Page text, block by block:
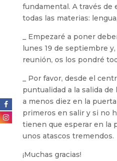
fundamental. A través de
todas las materias:
_ Empezaré a poner
lunes 19 de septiembre
reunión, os los pondré
_ Por favor, desde el
puntualidad a la salida
a menos diez en la
primeros en salir y si no
tienen que esperar en la
unos atascos tremendos.
¡Muchas gracias!